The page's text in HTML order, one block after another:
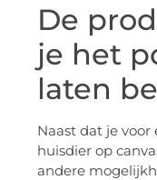
De
je het
laten
Naast dat je
huisdier op
andere